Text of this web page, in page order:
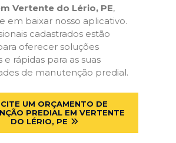
Vertente do Lério, PE,
em baixar nosso aplicativo.
cadastrados estão
oferecer soluções
e rápidas para as suas
de manutenção predial.
UM ORÇAMENTO DE
PREDIAL EM VERTENTE
DO LÉRIO, PE